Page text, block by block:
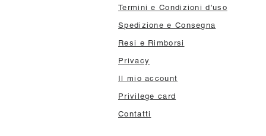
Termini e Condizioni d'uso
Spedizione e Consegna
Resi e Rimborsi
Privacy
Il mio account
Privilege card
Contatti